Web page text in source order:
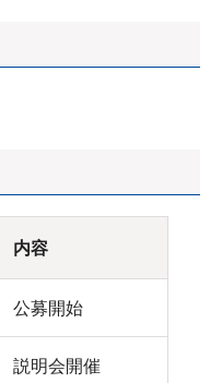
内容
公募開始
説明会開催